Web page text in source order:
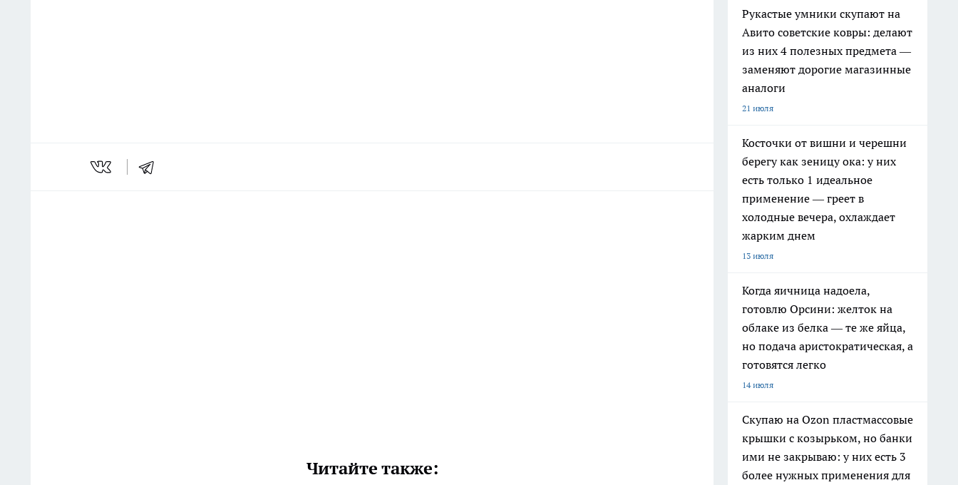
Читайте также:
Рукастые умники скупают на
Авито советские ковры: делают
из них 4 полезных предмета —
заменяют дорогие магазинные
аналоги
21 июля
Косточки от вишни и черешни
берегу как зеницу ока: у них
есть только 1 идеальное
применение — греет в
холодные вечера, охлаждает
жарким днем
13 июля
Когда яичница надоела,
готовлю Орсини: желток на
облаке из белка — те же яйца,
но подача аристократическая, а
готовятся легко
14 июля
Скупаю на Ozon пластмассовые
крышки с козырьком, но банки
ими не закрываю: у них есть 3
более нужных применения для